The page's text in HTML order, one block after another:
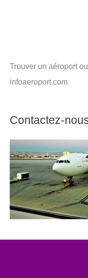
Trouver un aéroport
infoaeroport.com
Contactez-